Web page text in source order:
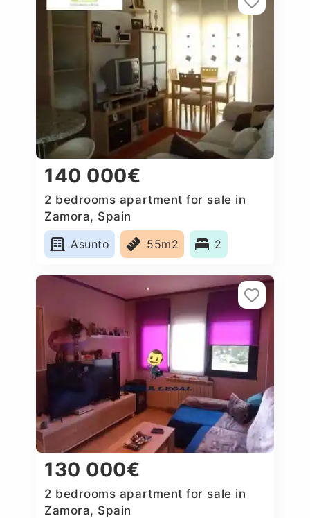
140 000€
2 bedrooms apartment for sale in
Zamora, Spain
Asunto
55m2 2
130 000€
2 bedrooms apartment for sale in
Zamora, Spain